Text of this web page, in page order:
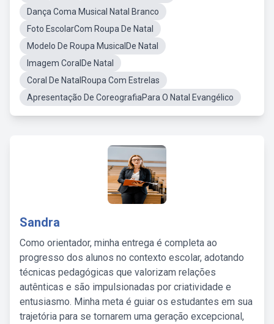
Dança Coma Musical Natal Branco
Foto EscolarCom Roupa De Natal
Modelo De Roupa MusicalDe Natal
Imagem CoralDe Natal
Coral De NatalRoupa Com Estrelas
Apresentação De CoreografiaPara O Natal Evangélico
Sandra
Como orientador, minha entrega é completa ao
progresso dos alunos no contexto escolar, adotando
técnicas pedagógicas que valorizam relações
autênticas e são impulsionadas por criatividade e
entusiasmo. Minha meta é guiar os estudantes em sua
trajetória para se tornarem uma geração excepcional,